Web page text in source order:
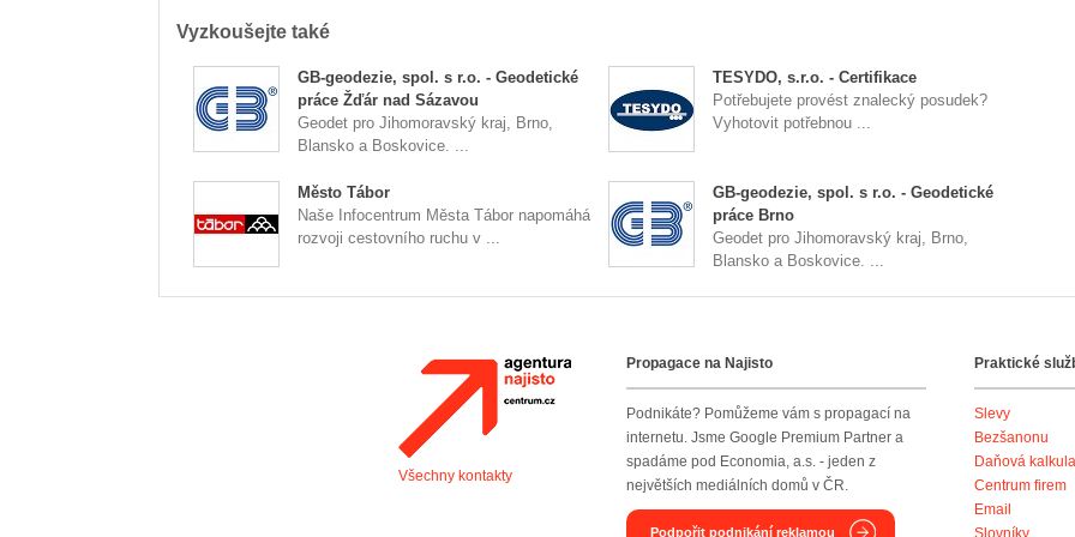
Vyzkoušejte také
GB-geodezie, spol. s r.o. - Geodetické
práce Žďár nad Sázavou
Geodet pro Jihomoravský kraj, Brno,
Blansko a Boskovice. ...
TESYDO, s.r.o. - Certifikace
Potřebujete provést znalecký posudek?
Vyhotovit potřebnou ...
Město Tábor
Naše Infocentrum Města Tábor napomáhá
rozvoji cestovního ruchu v ...
GB-geodezie, spol. s r.o. - Geodetické
práce Brno
Geodet pro Jihomoravský kraj, Brno,
Blansko a Boskovice. ...
Agentura Najisto
Všechny kontakty
Propagace na Najisto
Podnikáte? Pomůžeme vám s propagací na
internetu. Jsme Google Premium Partner a
spadáme pod Economia, a.s. - jeden z
největších mediálních domů v ČR.
Podpořit podnikání reklamou
Praktické
Slevy
Bezšanonu
Daňová
Centrum firem
Email
Slovníky